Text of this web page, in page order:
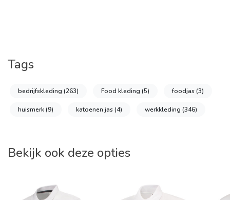
Tags
bedrijfskleding (263) Food kleding (5) foodjas(3)
huismerk(9) katoenen jas(4) werkkleding (346)
Bekijk ook deze opties